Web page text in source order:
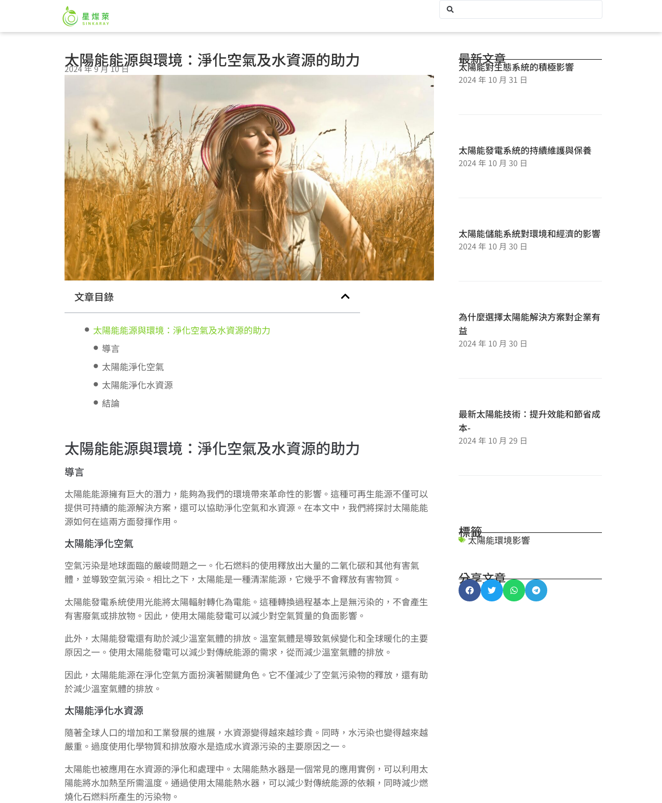
太陽能能源與環境：淨化空氣及水資源的助力
2024 年 9 月 10 日
文章目錄
太陽能能源與環境：淨化空氣及水資源的助力
導言
太陽能淨化空氣
太陽能淨化水資源
結論
太陽能能源與環境：淨化空氣及水資源的助力
導言
太陽能能源擁有巨大的潛力，能夠為我們的環境帶來革命性的影響。這種可再生能源不僅可以
提供可持續的能源解決方案，還可以協助淨化空氣和水資源。在本文中，我們將探討太陽能能
源如何在這兩方面發揮作用。
太陽能淨化空氣
空氣污染是地球面臨的嚴峻問題之一。化石燃料的使用釋放出大量的二氧化碳和其他有害氣
體，並導致空氣污染。相比之下，太陽能是一種清潔能源，它幾乎不會釋放有害物質。
太陽能發電系統使用光能將太陽輻射轉化為電能。這種轉換過程基本上是無污染的，不會產生
有害廢氣或排放物。因此，使用太陽能發電可以減少對空氣質量的負面影響。
此外，太陽能發電還有助於減少溫室氣體的排放。溫室氣體是導致氣候變化和全球暖化的主要
原因之一。使用太陽能發電可以減少對傳統能源的需求，從而減少溫室氣體的排放。
因此，太陽能能源在淨化空氣方面扮演著關鍵角色。它不僅減少了空氣污染物的釋放，還有助
於減少溫室氣體的排放。
太陽能淨化水資源
隨著全球人口的增加和工業發展的進展，水資源變得越來越珍貴。同時，水污染也變得越來越
嚴重。過度使用化學物質和排放廢水是造成水資源污染的主要原因之一。
太陽能也被應用在水資源的淨化和處理中。太陽能熱水器是一個常見的應用實例，可以利用太
陽能將水加熱至所需溫度。通過使用太陽能熱水器，可以減少對傳統能源的依賴，同時減少燃
燒化石燃料所產生的污染物。
最新文章
太陽能對生態系統的積極影響
2024 年 10 月 31 日
太陽能發電系統的持續維護與保養
2024 年 10 月 30 日
太陽能儲能系統對環境和經濟的影響
2024 年 10 月 30 日
為什麼選擇太陽能解決方案對企業有
益
2024 年 10 月 30 日
最新太陽能技術：提升效能和節省成
本-
2024 年 10 月 29 日
標籤
太陽能環境影響
分享文章